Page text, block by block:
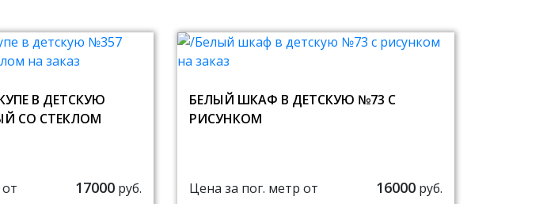
В ДЕТСКУЮ
СО СТЕКЛОМ
17000 руб.
БЕЛЫЙ ШКАФ В ДЕТСКУЮ №73 С
РИСУНКОМ
Цена за пог. метр от 16000 руб.